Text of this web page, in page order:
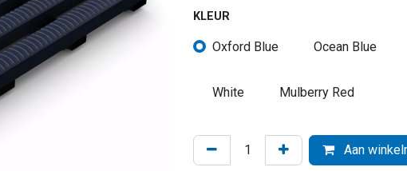
KLEUR
Oxford Blue Ocean Blue
White Mulberry Red
Aan